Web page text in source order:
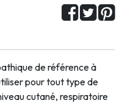
de référence à
pour tout type de
cutané, respiratoire